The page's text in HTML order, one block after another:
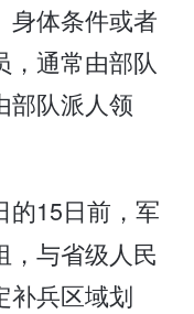
身体条件或者
，通常由部队
部队派人领
15日前，军
，与省级人民
补兵区域划